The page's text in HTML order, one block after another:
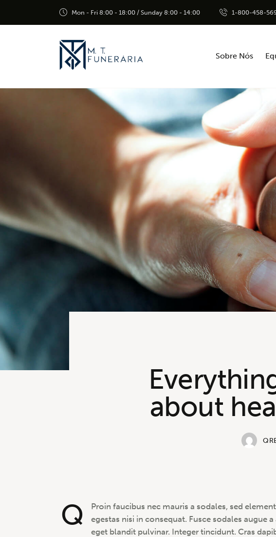
Mon - Fri 8:00 - 18:00 / Sunday 8:00 - 14:00 1-800-458-
Sobre Nós
about
Q
Proin faucibus nec mauris a sodales, sed
egestas nisi in consequat. Fusce sodales augue
eget blandit pulvinar. Integer tincidunt. Cras